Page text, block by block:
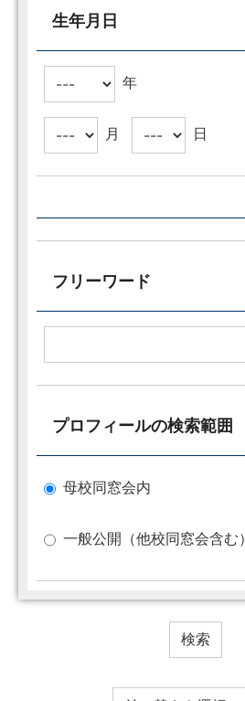
生年月日
年
月 日
フリーワード
プロフィールの検索範囲
母校同窓会内
一般公開（他校同窓会含む）